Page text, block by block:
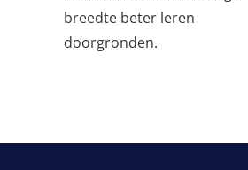
breedte beter leren
doorgronden.